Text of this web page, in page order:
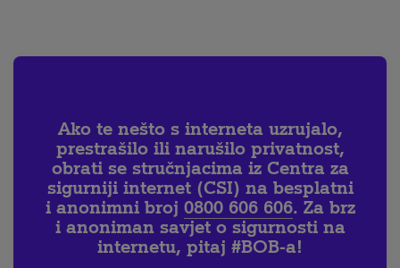
Ako te nešto s interneta uzrujalo,
prestrašilo ili narušilo privatnost,
obrati se stručnjacima iz Centra za
sigurniji internet (CSI) na besplatni
i anonimni broj 0800 606 606. Za brz
i anoniman savjet o sigurnosti na
internetu, pitaj #BOB-a!